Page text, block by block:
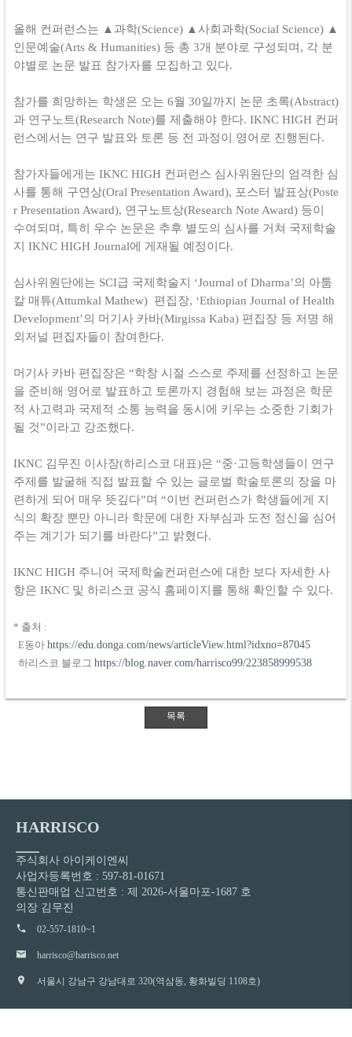
올해 컨퍼런스는 ▲과학(Science) ▲사회과학(Social Science) ▲
인문예술(Arts & Humanities) 등 총 3개 분야로 구성되며, 각 분
야별로 논문 발표 참가자를 모집하고 있다.
참가를 희망하는 학생은 오는 6월 30일까지 논문 초록(Abstract)
과 연구노트(Research Note)를 제출해야 한다. IKNC HIGH 컨퍼
런스에서는 연구 발표와 토론 등 전 과정이 영어로 진행된다.
참가자들에게는 IKNC HIGH 컨퍼런스 심사위원단의 엄격한 심
사를 통해 구연상(Oral Presentation Award), 포스터 발표상(Poste
r Presentation Award), 연구노트상(Research Note Award) 등이
수여되며, 특히 우수 논문은 추후 별도의 심사를 거쳐 국제학술
지 IKNC HIGH Journal에 게재될 예정이다.
심사위원단에는 SCI급 국제학술지 ‘Journal of Dharma’의 아툼
칼 매튜(Attumkal Mathew) 편집장, ‘Ethiopian Journal of Health
Development’의 머기사 카바(Mirgissa Kaba) 편집장 등 저명 해
외저널 편집자들이 참여한다.
머기사 카바 편집장은 “학창 시절 스스로 주제를 선정하고 논문
을 준비해 영어로 발표하고 토론까지 경험해 보는 과정은 학문
적 사고력과 국제적 소통 능력을 동시에 키우는 소중한 기회가
될 것”이라고 강조했다.
IKNC 김무진 이사장(하리스코 대표)은 “중·고등학생들이 연구
주제를 발굴해 직접 발표할 수 있는 글로벌 학술토론의 장을 마
련하게 되어 매우 뜻깊다”며 “이번 컨퍼런스가 학생들에게 지
식의 확장 뿐만 아니라 학문에 대한 자부심과 도전 정신을 심어
주는 계기가 되기를 바란다”고 밝혔다.
IKNC HIGH 주니어 국제학술컨퍼런스에 대한 보다 자세한 사
항은 IKNC 및 하리스코 공식 홈페이지를 통해 확인할 수 있다​.
* 출처 :
E동아 https://edu.donga.com/news/articleView.html?idxno=87045
하리스코 블로그 https://blog.naver.com/harrisco99/223858999538
HARRISCO
주식회사 아이케이엔씨
사업자등록번호 : 597-81-01671
통신판매업 신고번호 : 제 2026-서울마포-1687 호
의장 김무진
02-557-1810~1
harrisco@harrisco.net
서울시 강남구 강남대로 320(역삼동, 황화빌딩 1108호)